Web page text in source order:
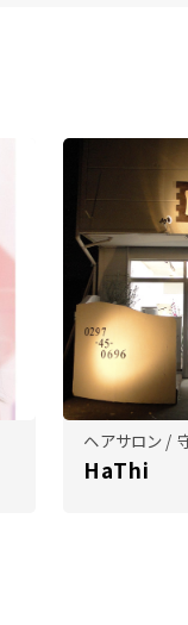
ヘアサロン /
HaThi